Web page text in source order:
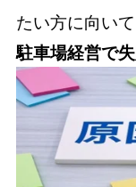
たい方に向いて
駐車場経営で